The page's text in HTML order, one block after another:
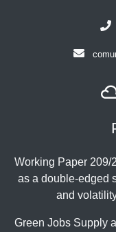
Working Paper 209/
as a double-edged
and
Green Jobs Supply